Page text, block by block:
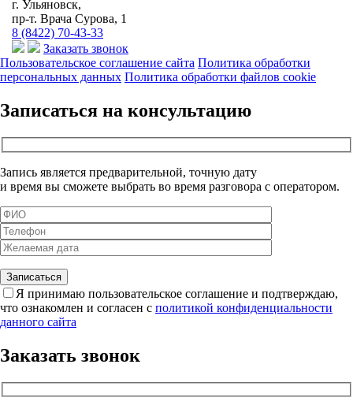
г. Ульяновск,
пр-т. Врача Сурова, 1
8 (8422) 70-43-33
Заказать звонок
Пользовательское соглашение сайта Политика обработки
персональных данных Политика обработки файлов cookie
Записаться на консультацию
Запись является предварительной, точную дату
и время вы сможете выбрать во время разговора с оператором.
Я принимаю пользовательское соглашение и подтверждаю,
что ознакомлен и согласен с политикой конфиденциальности
данного сайта
Заказать звонок